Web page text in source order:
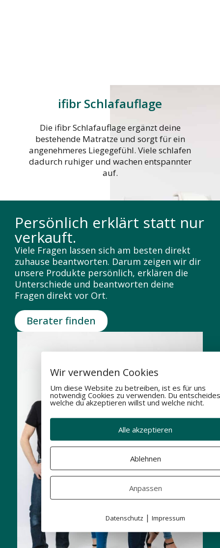
ifibr Schlafauflage
Die ifibr Schlafauflage ergänzt deine
bestehende Matratze und sorgt für ein
angenehmeres Liegegefühl. Viele schlafen
dadurch ruhiger und wachen entspannter
auf.
Persönlich erklärt statt nur
verkauft.
Viele Fragen lassen sich am besten direkt
zuhause beantworten. Darum zeigen wir dir
unsere Produkte persönlich, erklären die
Unterschiede und beantworten deine
Fragen direkt vor Ort.
Berater finden
Wir verwenden Cookies
Um diese Website zu betreiben, ist es für uns
notwendig Cookies zu verwenden. Du
welche du akzeptieren willst und welche nicht.
Alle akzeptieren
Ablehnen
Anpassen
Datenschutz | Impressum